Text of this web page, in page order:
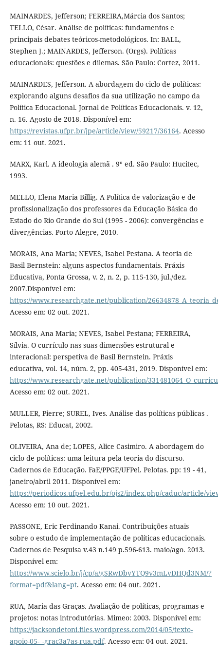
MAINARDES, Jefferson; FERREIRA,Márcia dos Santos;
TELLO, César. Análise de políticas: fundamentos e
principais debates teóricos-metodológicos. In: BALL,
Stephen J.; MAINARDES, Jefferson. (Orgs). Políticas
educacionais: questões e dilemas. São Paulo: Cortez, 2011.
MAINARDES, Jefferson. A abordagem do ciclo de políticas:
explorando alguns desafios da sua utilização no campo da
Política Educacional. Jornal de Políticas Educacionais. v. 12,
n. 16. Agosto de 2018. Disponível em:
https://revistas.ufpr.br/jpe/article/view/59217/36164. Acesso
em: 11 out. 2021.
MARX, Karl. A ideologia alemã . 9º ed. São Paulo: Hucitec,
1993.
MELLO, Elena Maria Billig. A Política de valorização e de
profissionalização dos professores da Educação Básica do
Estado do Rio Grande do Sul (1995 - 2006): convergências e
divergências. Porto Alegre, 2010.
MORAIS, Ana Maria; NEVES, Isabel Pestana. A teoria de
Basil Bernstein: alguns aspectos fundamentais. Práxis
Educativa, Ponta Grossa, v. 2, n. 2, p. 115-130, jul./dez.
2007.Disponível em:
https://www.researchgate.net/publication/
Acesso em: 02 out. 2021.
MORAIS, Ana Maria; NEVES, Isabel Pestana; FERREIRA,
Sílvia. O currículo nas suas dimensões estrutural e
interacional: perspetiva de Basil Bernstein. Práxis
educativa, vol. 14, núm. 2, pp. 405-431, 2019. Disponível em:
https://www.researchgate.net/publication/
Acesso em: 02 out. 2021.
MULLER, Pierre; SUREL, Ives. Análise das políticas públicas .
Pelotas, RS: Educat, 2002.
OLIVEIRA, Ana de; LOPES, Alice Casimiro. A abordagem do
ciclo de políticas: uma leitura pela teoria do discurso.
Cadernos de Educação. FaE/PPGE/UFPel. Pelotas. pp: 19 - 41,
janeiro/abril 2011. Disponível em:
https://periodicos.ufpel.edu.br/ojs2/index.php/caduc/article/
Acesso em: 10 out. 2021.
PASSONE, Eric Ferdinando Kanai. Contribuições atuais
sobre o estudo de implementação de políticas educacionais.
Cadernos de Pesquisa v.43 n.149 p.596-613. maio/ago. 2013.
Disponível em:
https://www.scielo.br/j/cp/a/gSRwDbvYTQ9v3mLvDHQd3NM/?
format=pdf&lang=pt. Acesso em: 04 out. 2021.
RUA, Maria das Graças. Avaliação de políticas, programas e
projetos: notas introdutórias. Mimeo: 2003. Disponível em:
https://jacksondetoni.files.wordpress.com/2014/05/texto-
apoio-05-_-grac3a7as-rua.pdf. Acesso em: 04 out. 2021.